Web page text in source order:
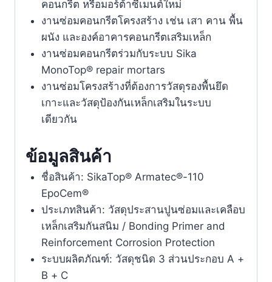
คอนกรีต หรือมอร์ต้าซีเมนต์ใหม่
งานซ่อมคอนกรีตโครงสร้าง เช่น เสา คาน พื้น
ผนัง และองค์อาคารคอนกรีตเสริมเหล็ก
งานซ่อมคอนกรีตร่วมกับระบบ Sika
MonoTop® repair mortars
งานซ่อมโครงสร้างที่ต้องการวัสดุรองพื้นยึด
เกาะและวัสดุป้องกันเหล็กเสริมในระบบ
เดียวกัน
ข้อมูลสินค้า
ชื่อสินค้า: SikaTop® Armatec®-110
EpoCem®
ประเภทสินค้า: วัสดุประสานปูนซ่อมและเคลือบ
เหล็กเสริมกันสนิม / Bonding Primer and
Reinforcement Corrosion Protection
ระบบผลิตภัณฑ์: วัสดุชนิด 3 ส่วนประกอบ A +
B + C